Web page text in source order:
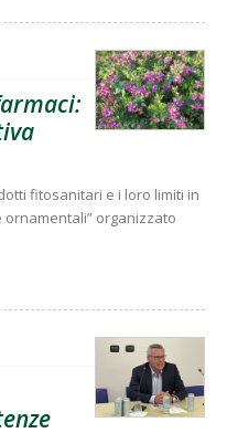
fitosanitari e i loro limiti in
organizzato